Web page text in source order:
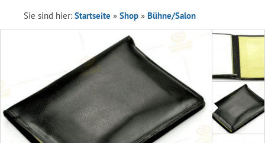
Sie sind hier: Startseite » Shop » Bühne/Salon